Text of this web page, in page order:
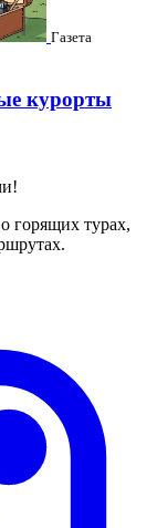
Газета
курорты
горящих турах,